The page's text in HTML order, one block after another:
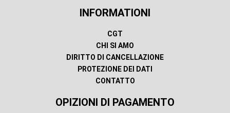
INFORMATIONI
CGT
CHI SI AMO
DIRITTO DI CANCELLAZIONE
PROTEZIONE DEI DATI
CONTATTO
OPIZIONI DI PAGAMENTO